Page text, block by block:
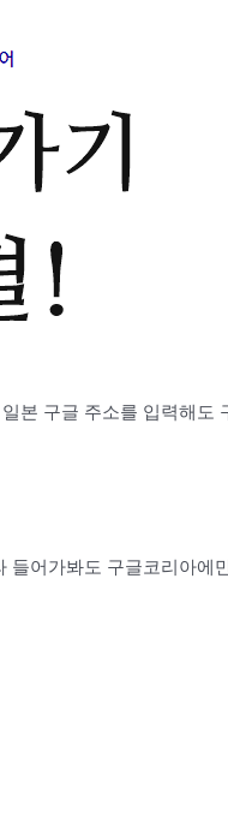
본 구글 주소를 입력해도
들어가봐도 구글코리아에